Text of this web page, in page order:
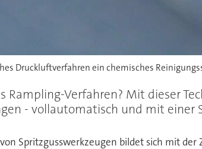
Druckluftverfahren ein chemisches
Rampling-Verfahren? Mit dieser
- vollautomatisch und mit einer
Spritzgusswerkzeugen bildet sich mit